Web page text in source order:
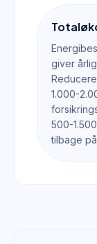
giver
1.000-
500-
tilbage